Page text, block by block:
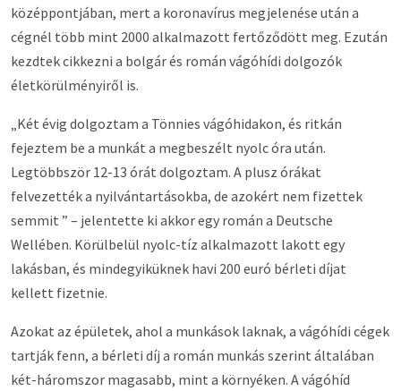
középpontjában, mert a koronavírus megjelenése után a
cégnél több mint 2000 alkalmazott fertőződött meg. Ezután
kezdtek cikkezni a bolgár és román vágóhídi dolgozók
életkörülményiről is.
„Két évig dolgoztam a Tönnies vágóhidakon, és ritkán
fejeztem be a munkát a megbeszélt nyolc óra után.
Legtöbbször 12-13 órát dolgoztam. A plusz órákat
felvezették a nyilvántartásokba, de azokért nem fizettek
semmit ” – jelentette ki akkor egy román a Deutsche
Wellében. Körülbelül nyolc-tíz alkalmazott lakott egy
lakásban, és mindegyiküknek havi 200 euró bérleti díjat
kellett fizetnie.
Azokat az épületek, ahol a munkások laknak, a vágóhídi cégek
tartják fenn, a bérleti díj a román munkás szerint általában
két-háromszor magasabb, mint a környéken. A vágóhíd